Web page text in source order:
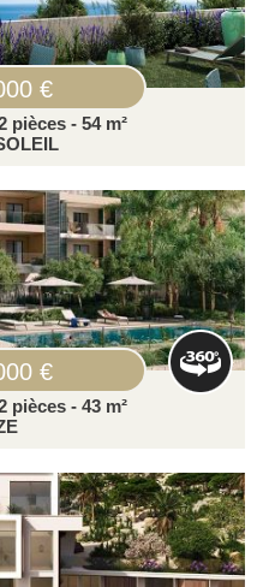
€
pièces - 54 m²
€
pièces - 43 m²